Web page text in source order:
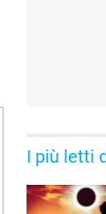
I più letti